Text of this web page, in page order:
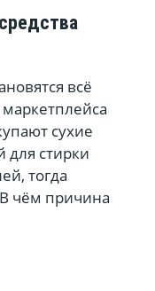
всё
сухие
для стирки
тогда
чём причина